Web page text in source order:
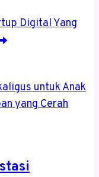
Digital Yang